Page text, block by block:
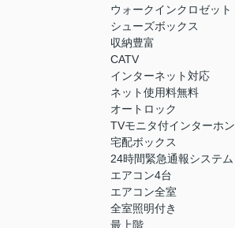
ウォークインクロゼット
シューズボックス
収納豊富
CATV
インターネット対応
ネット使用料無料
オートロック
TVモニタ付インターホン
宅配ボックス
24時間緊急通報システム
エアコン4台
エアコン全室
全室照明付き
最上階